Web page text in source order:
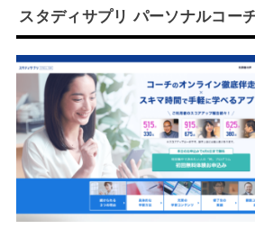
スタディサプリ パーソナルコー